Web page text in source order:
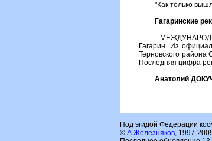
"Как только вышли
Гагаринские
МЕЖДУНАРОДНАЯ
Гагарин. Из
Терновского района
Последняя цифра
Анатолий
Под эгидой Федерации
© А.Железняков, 1997-